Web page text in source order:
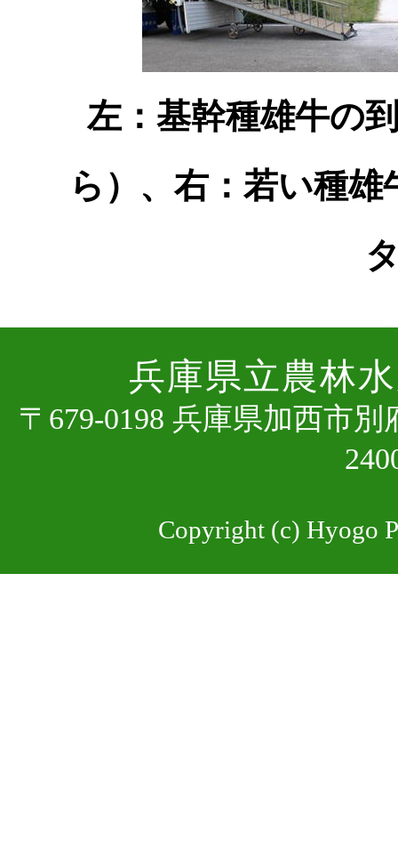
左：基幹種雄牛の
ら）、右：若い種
兵庫県⽴農林
〒679-0198 兵庫県加⻄市
Copyright (c) Hyogo